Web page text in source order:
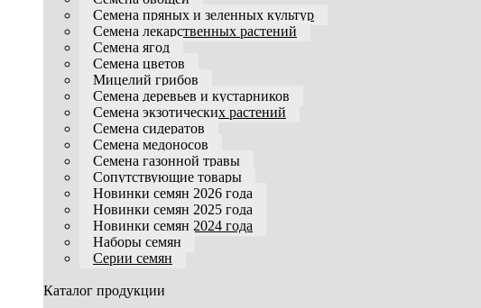
Семена пряных и зеленных культур
Семена лекарственных растений
Семена ягод
Семена цветов
Мицелий грибов
Семена деревьев и кустарников
Семена экзотических растений
Семена сидератов
Семена медоносов
Семена газонной травы
Сопутствующие товары
Новинки семян 2026 года
Новинки семян 2025 года
Новинки семян 2024 года
Наборы семян
Серии семян
Каталог продукции